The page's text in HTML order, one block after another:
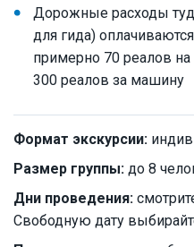
Дорожные расходы
для гида)
примерно 70 реалов
300 реалов за машину
Формат экскурсии:
Размер группы: до 8
Дни проведения:
Свободную дату